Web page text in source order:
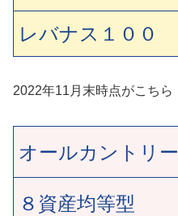
レバナス１００
2022年11月末時点がこちら
オールカントリー
８資産均等型